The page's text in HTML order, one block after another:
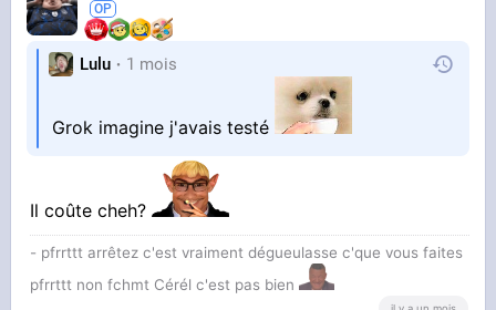
Lulu 1 mois
Grok imagine j'avais testé
Il coûte cheh?
- pfrrttt arrêtez c'est vraiment dégueulasse c'que vous faites
pfrrttt non fchmt Cérél c'est pas bien